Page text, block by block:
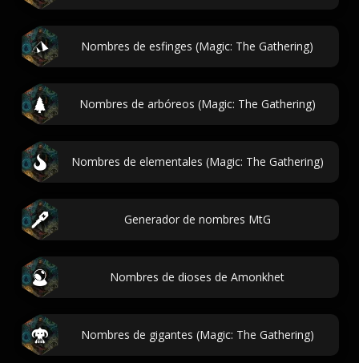
Nombres de esfinges (Magic: The Gathering)
Nombres de arbóreos (Magic: The Gathering)
Nombres de elementales (Magic: The Gathering)
Generador de nombres MtG
Nombres de dioses de Amonkhet
Nombres de gigantes (Magic: The Gathering)